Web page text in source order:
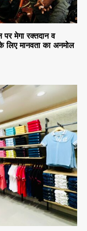
मेगा रक्तदान व
लिए मानवता का अनमोल